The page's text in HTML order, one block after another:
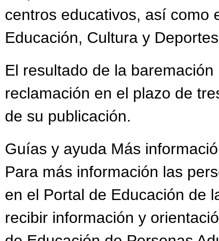
centros educativos, así como
Educación, Cultura y
El resultado de la
reclamación en el plazo de
de su publicación.
Guías y ayuda Más
Para más información las
en el Portal de Educación de
recibir información y